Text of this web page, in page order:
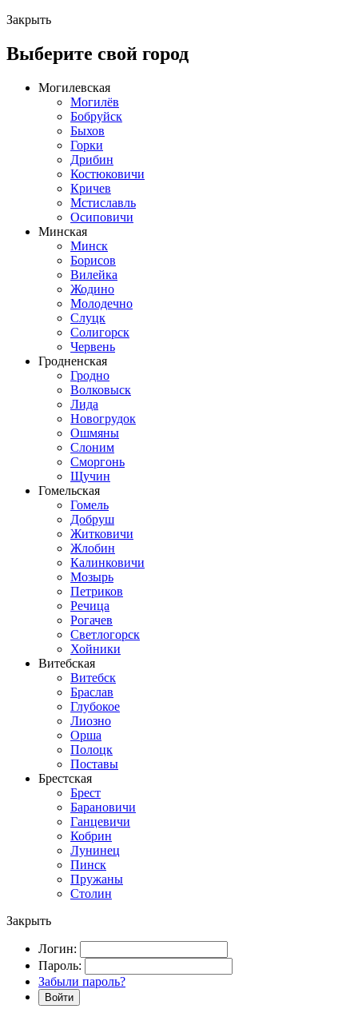
Закрыть
Выберите свой город
Могилевская
Могилёв
Бобруйск
Быхов
Горки
Дрибин
Костюковичи
Кричев
Мстиславль
Осиповичи
Минская
Минск
Борисов
Вилейка
Жодино
Молодечно
Слуцк
Солигорск
Червень
Гродненская
Гродно
Волковыск
Лида
Новогрудок
Ошмяны
Слоним
Сморгонь
Щучин
Гомельская
Гомель
Добруш
Житковичи
Жлобин
Калинковичи
Мозырь
Петриков
Речица
Рогачев
Светлогорск
Хойники
Витебская
Витебск
Браслав
Глубокое
Лиозно
Орша
Полоцк
Поставы
Брестская
Брест
Барановичи
Ганцевичи
Кобрин
Лунинец
Пинск
Пружаны
Столин
Закрыть
Логин:
Пароль:
Забыли пароль?
Войти